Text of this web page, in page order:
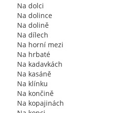
Na dolci
Na dolince
Na dolině
Na dílech
Na horní mezi
Na hrbaté
Na kadavkách
Na kasáně
Na klínku
Na končině
Na kopajinách